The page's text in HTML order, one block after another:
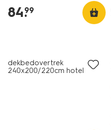
84.
99
dekbedovertrek
240x200/220cm hotel